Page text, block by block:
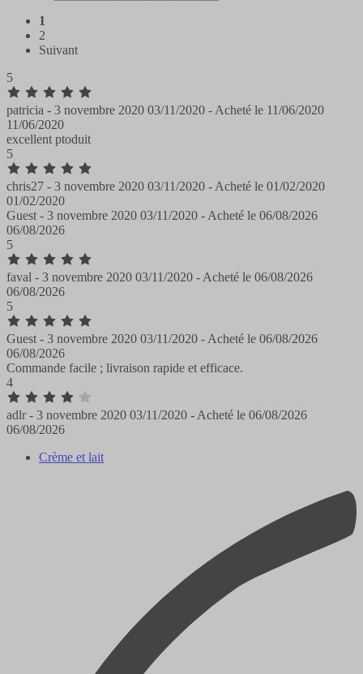
1
2
Suivant
5
patricia - 3 novembre 2020 03/11/2020 - Acheté le 11/06/2020
11/06/2020
excellent ptoduit
5
chris27 - 3 novembre 2020 03/11/2020 - Acheté le 01/02/2020
01/02/2020
Guest - 3 novembre 2020 03/11/2020 - Acheté le 06/08/2026
06/08/2026
5
faval - 3 novembre 2020 03/11/2020 - Acheté le 06/08/2026
06/08/2026
5
Guest - 3 novembre 2020 03/11/2020 - Acheté le 06/08/2026
06/08/2026
Commande facile ; livraison rapide et efficace.
4
adlr - 3 novembre 2020 03/11/2020 - Acheté le 06/08/2026
06/08/2026
Crème et lait